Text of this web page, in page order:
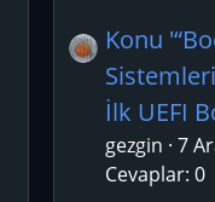
Konu
İlk UEFI
gezgin 7
Cevaplar: 0